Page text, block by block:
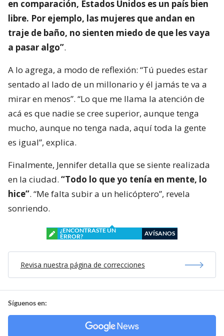
en comparación, Estados Unidos es un país bien
libre. Por ejemplo, las mujeres que andan en
traje de baño, no sienten miedo de que les vaya
a pasar algo”.
A lo agrega, a modo de reflexión: “Tú puedes estar
sentado al lado de un millonario y él jamás te va a
mirar en menos”. “Lo que me llama la atención de
acá es que nadie se cree superior, aunque tenga
mucho, aunque no tenga nada, aquí toda la gente
es igual”, explica.
Finalmente, Jennifer detalla que se siente realizada
en la ciudad. “Todo lo que yo tenía en mente, lo
hice”. “Me falta subir a un helicóptero”, revela
sonriendo.
¿ENCONTRASTE UN
ERROR?
AVÍSANOS
Revisa nuestra página de correcciones
Síguenos en: